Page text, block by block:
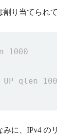
り当てられて
に、IPv4 の